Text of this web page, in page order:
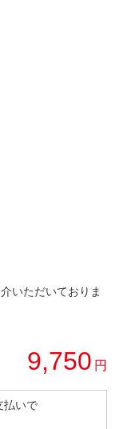
いただいておりま
9,750 円
払いで